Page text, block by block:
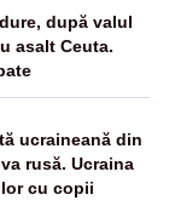
după valul
asalt Ceuta.
ucraineană din
rusă. Ucraina
cu copii